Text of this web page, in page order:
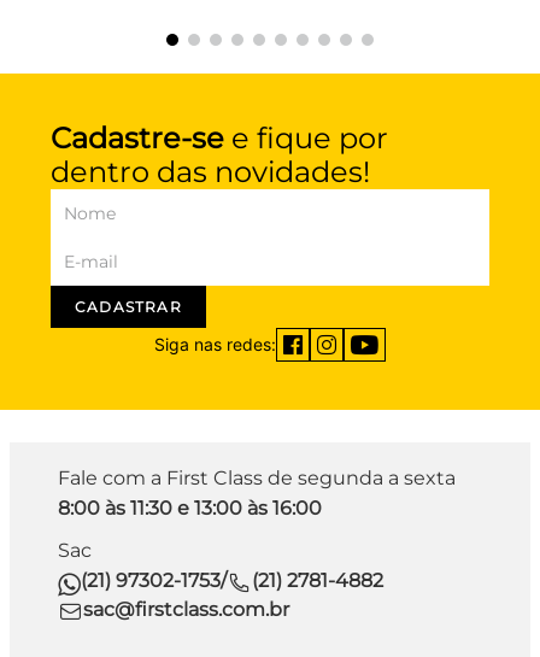
Cadastre-se e fique por
dentro das novidades!
CADASTRAR
Siga nas redes:
Fale com a First Class de segunda a sexta
8:00 às 11:30 e 13:00 às 16:00
Sac
(21) 97302-1753/
(21) 2781-4882
sac@firstclass.com.br